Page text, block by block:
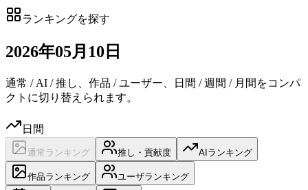
ランキングを探す
2026年05月 10日
通常 / AI / 推し、作品 / ユーザー、日間 / 週間 / 月間をコンパ
クトに切り替えられます。
日間
通常ランキング 推し・貢献度 AIランキング
作品ランキング ユーザランキング